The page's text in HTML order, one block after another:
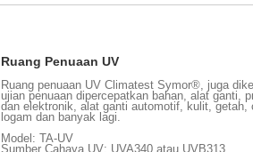
Ruang Penuaan UV
Ruang penuaan UV Climatest Symor®, juga
ujian penuaan dipercepatkan bahan, alat ganti,
dan elektronik, alat ganti automotif, kulit,
logam dan banyak lagi.
Model: TA-UV
Sumber Cahaya UV: UVA340 atau UVB313